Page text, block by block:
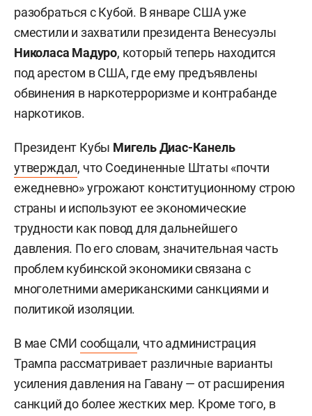
разобраться с Кубой. В январе США уже
сместили и захватили президента Венесуэлы
Николаса Мадуро, который теперь находится
под арестом в США, где ему предъявлены
обвинения в наркотерроризме и контрабанде
наркотиков.
Президент Кубы Мигель Диас-Канель
утверждал, что Соединенные Штаты «почти
ежедневно» угрожают конституционному строю
страны и используют ее экономические
трудности как повод для дальнейшего
давления. По его словам, значительная часть
проблем кубинской экономики связана с
многолетними американскими санкциями и
политикой изоляции.
В мае СМИсообщали, что администрация
Трампа рассматривает различные варианты
усиления давления на Гавану — от расширения
санкций до более жестких мер. Кроме того, в